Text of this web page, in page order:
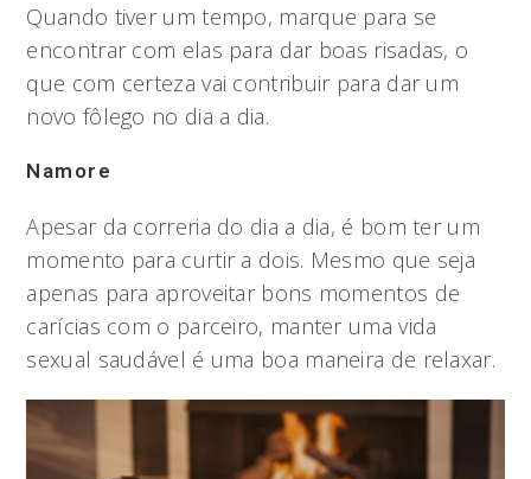
Quando tiver um tempo, marque para se
encontrar com elas para dar boas risadas, o
que com certeza vai contribuir para dar um
novo fôlego no dia a dia.
Namore
Apesar da correria do dia a dia, é bom ter um
momento para curtir a dois. Mesmo que seja
apenas para aproveitar bons momentos de
carícias com o parceiro, manter uma vida
sexual saudável é uma boa maneira de relaxar.